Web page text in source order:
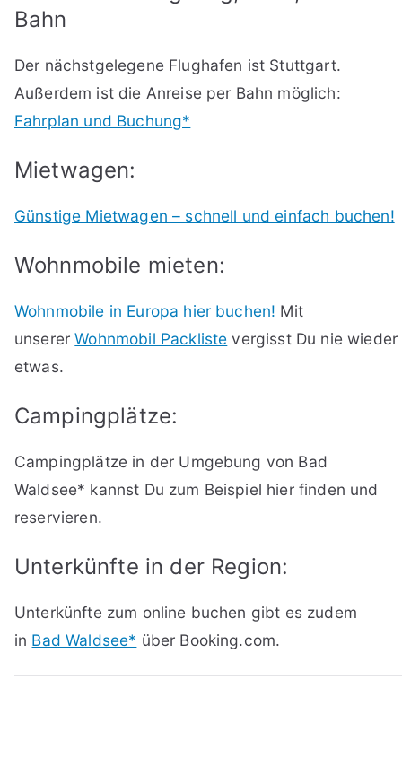
Bahn
Der nächstgelegene Flughafen ist Stuttgart.
Außerdem ist die Anreise per Bahn möglich:
Fahrplan und Buchung*
Mietwagen:
Günstige Mietwagen – schnell und einfach buchen!
Wohnmobile mieten:
Wohnmobile in Europa hier buchen! Mit
unsererWohnmobil Packliste vergisst Du nie wieder
etwas.
Campingplätze:
Campingplätze in der Umgebung von Bad
Waldsee* kannst Du zum Beispiel hier finden und
reservieren.
Unterkünfte in der Region:
Unterkünfte zum online buchen gibt es zudem
in Bad Waldsee* über Booking.com.